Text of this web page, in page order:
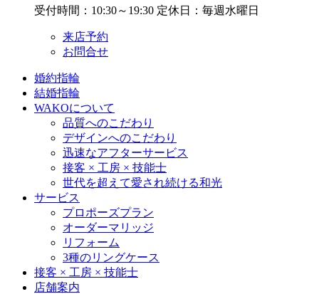
受付時間：10:30～19:30 定休日：毎週水曜日
来店予約
お問合せ
婚約指輪
結婚指輪
WAKOについて
品質へのこだわり
デザインへのこだわり
迅速なアフターサービス
接客 × 工房 × 技能士
世代を超えて愛され続ける和光
サービス
プロポーズプラン
オーダーマリッジ
リフォーム
3種のリングケース
接客 × 工房 × 技能士
店舗案内